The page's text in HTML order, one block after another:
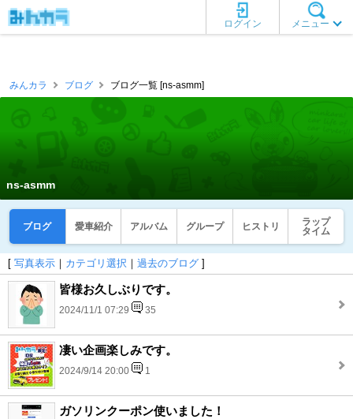
メニュー
ログイン
みんカラ ブログ ブログ一覧 [ns-asmm]
ns-asmm
ブログ 愛車紹介 アルバム グループ ヒストリ
ラップ
タイム
[ 写真表示 ｜ カテゴリ選択 ｜ 過去のブログ ]
皆様お久しぶりです。
2024/11/1 07:29 35
凄い企画楽しみです。
2024/9/14 20:00 1
ガソリンクーポン使いました！